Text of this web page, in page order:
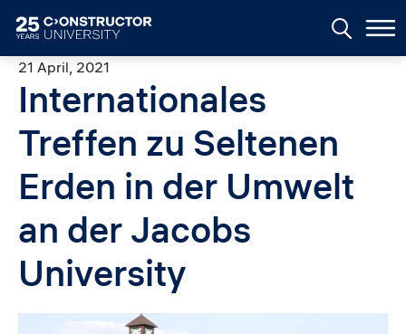
21 April, 2021
Internationales
Treffen zu Seltenen
Erden in der Umwelt
an der Jacobs
University